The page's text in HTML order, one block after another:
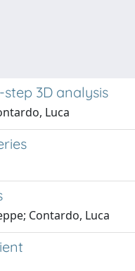
3D analysis
Luca
Contardo, Luca